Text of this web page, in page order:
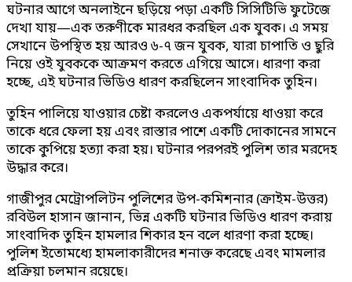
ঘটনার আগে অনলাইনে ছড়িয়ে পড়া একটি সিসিটিভি ফুটেজে
দেখা যায়—এক তরুণীকে মারধর করছিল এক যুবক। এ সময়
সেখানে উপস্থিত হয় আরও ৬-৭ জন যুবক, যারা চাপাতি ও ছুরি
নিয়ে ওই যুবককে আক্রমণ করতে এগিয়ে আসে। ধারণা করা
হচ্ছে, এই ঘটনার ভিডিও ধারণ করছিলেন সাংবাদিক তুহিন।
তুহিন পালিয়ে যাওয়ার চেষ্টা করলেও একপর্যায়ে ধাওয়া করে
তাকে ধরে ফেলা হয় এবং রাস্তার পাশে একটি দোকানের সামনে
তাকে কুপিয়ে হত্যা করা হয়। ঘটনার পরপরই পুলিশ তার মরদেহ
উদ্ধার করে।
গাজীপুর মেট্রোপলিটন পুলিশের উপ-কমিশনার (ক্রাইম-উত্তর)
রবিউল হাসান জানান, ভিন্ন একটি ঘটনার ভিডিও ধারণ করায়
সাংবাদিক তুহিন হামলার শিকার হন বলে ধারণা করা হচ্ছে।
পুলিশ ইতোমধ্যে হামলাকারীদের শনাক্ত করেছে এবং মামলার
প্রক্রিয়া চলমান রয়েছে।